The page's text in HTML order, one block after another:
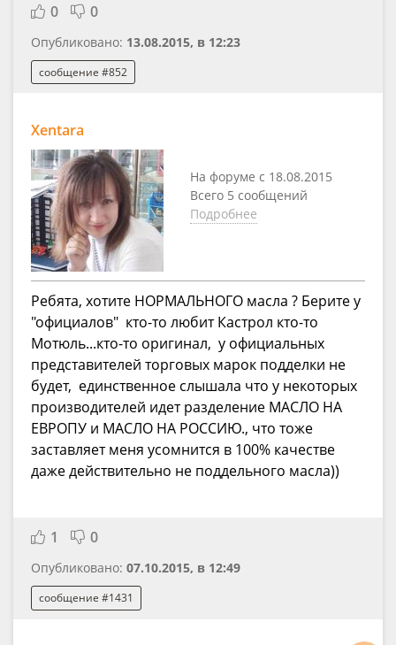
0 0
Опубликовано: 13.08.2015, в 12:23
сообщение #852
Xentara
На форуме с 18.08.2015
Всего 5 сообщений
Подробнее
Ребята, хотите НОРМАЛЬНОГО масла ? Берите у
"официалов" кто-то любит Кастрол кто-то
Мотюль...кто-то оригинал, у официальных
представителей торговых марок подделки не
будет, единственное слышала что у некоторых
производителей идет разделение МАСЛО НА
ЕВРОПУ и МАСЛО НА РОССИЮ., что тоже
заставляет меня усомнится в 100% качестве
даже действительно не поддельного масла))
1 0
Опубликовано: 07.10.2015, в 12:49
сообщение #1431